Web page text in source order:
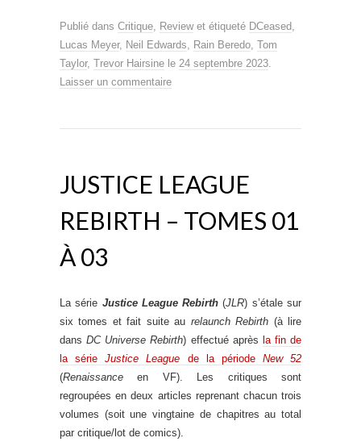
Publié dans Critique Reviewet étiqueté DCeased
Lucas Meyer, Neil Edwards Rain Beredo Tom
Taylor, Trevor Hairsine le 24 septembre 2023
Laisser un commentaire
JUSTICE LEAGUE
REBIRTH – TOMES 01
À 03
La série Justice League Rebirth (JLR) s’étale sur
six tomes et fait suite au relaunch Rebirth (à lire
dansDC Universe Rebirth) effectué après la fin de
la sérieJustice League de la période New 52
(Renaissance en VF). Les critiques sont
regroupées en deux articles reprenant chacun trois
volumes (soit une vingtaine de chapitres au total
par critique/lot de comics).